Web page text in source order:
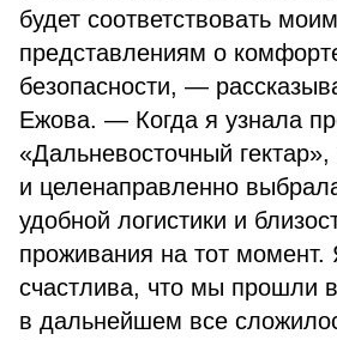
будет соответствовать моим
представлениям о
безопасности, —
Ежова. — Когда я узнала
«Дальневосточный
и целенаправленно
удобной логистики и
проживания на тот момент.
счастлива, что мы прошли
в дальнейшем все